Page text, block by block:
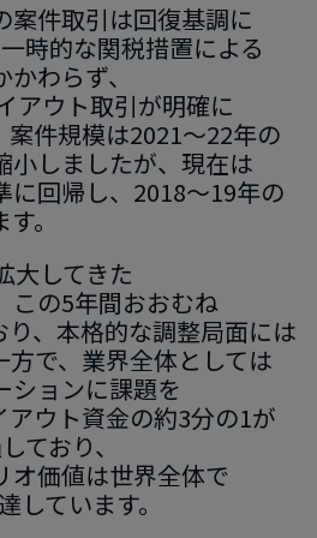
案件取引は​回復基調に​
時的な​関税措置に​よる​
わらず、​
アウト取引が​明確に​
案件規模は​2021～22年の​
小しましたが、​現在は​
に​回帰し、​2018～19年の​
。
大してきた​
この​5年間おおむね​
、​本格的な​調整局面には​
方で、​業界全体と​しては​
ションに​課題を​
ウト資金の​約3分の​1が​
ており、​
オ価値は​世界全体で​
しています。